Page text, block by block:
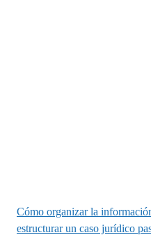
Cómo organizar la
estructurar un caso jurídico